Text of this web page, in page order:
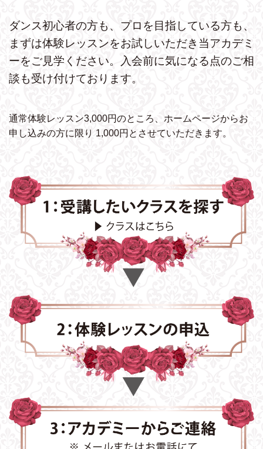
ダンス初心者の方も、プロを目指している方も、
まずは体験レッスンをお試しいただき 当アカデミ
ーをご見学ください。
入会前に気になる点のご相
談も受け付けております。
通常体験レッスン3,000円のところ、ホームページからお
申し込みの方に限り 1,000円とさせていただきます。